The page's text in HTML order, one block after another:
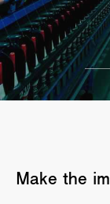
Make the